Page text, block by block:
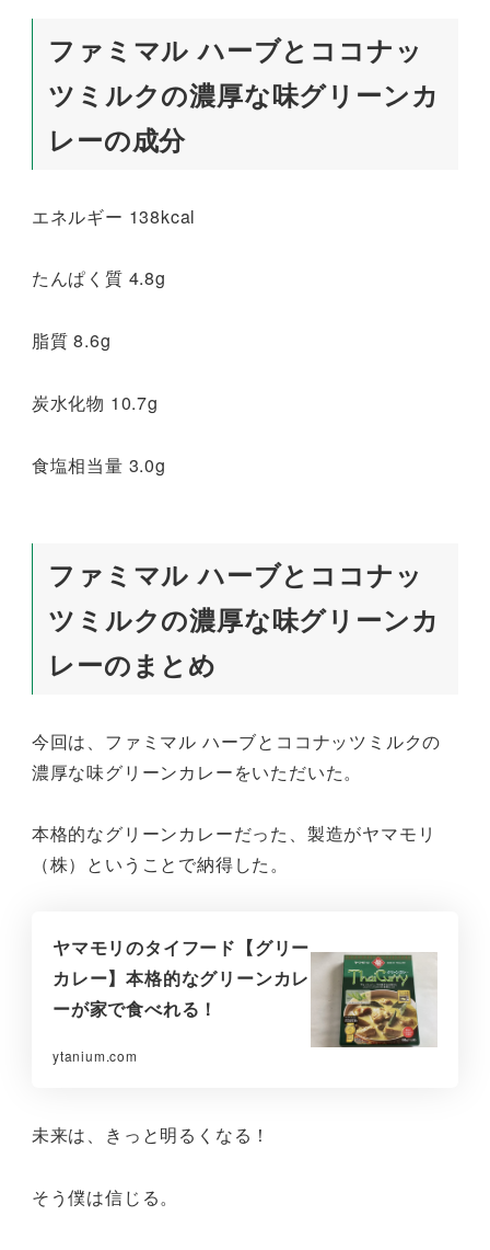
ファミマル ハーブとココナッ
ツミルクの濃厚な味グリーンカ
レーの成分
エネルギー 138kcal
たんぱく質 4.8g
脂質 8.6g
炭水化物 10.7g
食塩相当量 3.0g
ファミマル ハーブとココナッ
ツミルクの濃厚な味グリーンカ
レーのまとめ
今回は、ファミマル ハーブとココナッツミルクの
濃厚な味グリーンカレーをいただいた。
本格的なグリーンカレーだった、製造がヤマモリ
（株）ということで納得した。
ヤマモリのタイフード【グリー
カレー】本格的なグリーンカレ
ーが家で食べれる！
ytanium.com
未来は、きっと明るくなる！
そう僕は信じる。